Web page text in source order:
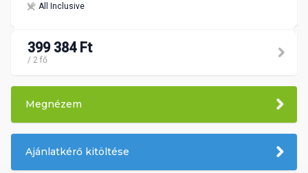
All Inclusive
399 384 Ft
/ 2 fő
Megnézem
Ajánlatkérő kitöltése